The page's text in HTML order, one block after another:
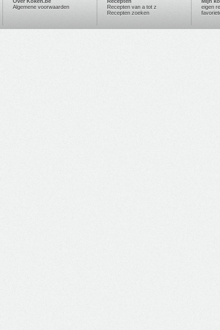
Algemene voorwaarden
Recepten van a tot z
Recepten zoeken
eigen